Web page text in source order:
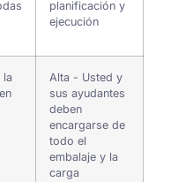
planificación y
ejecución
la
Alta - Usted y
sus ayudantes
deben
encargarse de
todo el
embalaje y la
carga